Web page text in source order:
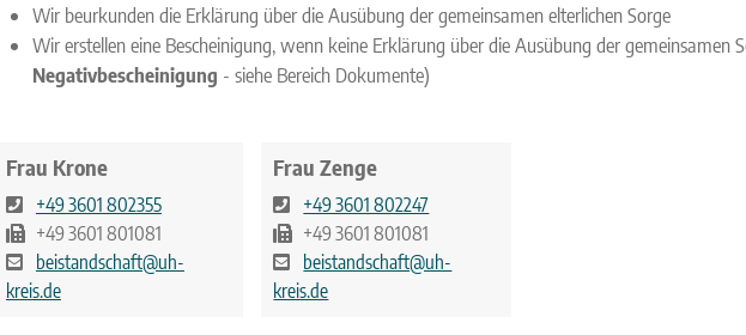
Wir beurkunden die Erklärung über die Ausübung der gemeinsamen elterlichen Sorge
Wir erstellen eine Bescheinigung, wenn keine Erklärung über die Ausübung der gemeinsamen
Negativbescheinigung - siehe Bereich Dokumente)
Frau Krone
+49 3601 802355
+49 3601 801081
beistandschaft@uh-
kreis.de
Frau Zenge
+49 3601 802247
+49 3601 801081
beistandschaft@uh-
kreis.de